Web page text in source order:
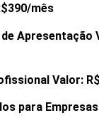
mês
Apresentação
Valor:
para